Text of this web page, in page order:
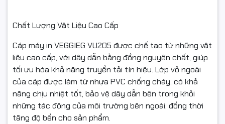
Chất Lượng Vật Liệu Cao Cấp
Cáp máy in VEGGIEG VU205 được chế tạo từ những vật
liệu cao cấp, với dây dẫn bằng đồng nguyên chất, giúp
tối ưu hóa khả năng truyền tải tín hiệu. Lớp vỏ ngoài
của cáp được làm từ nhựa PVC chống cháy, có khả
năng chịu nhiệt tốt, bảo vệ dây dẫn bên trong khỏi
những tác động của môi trường bên ngoài, đồng thời
tăng độ bền cho sản phẩm.